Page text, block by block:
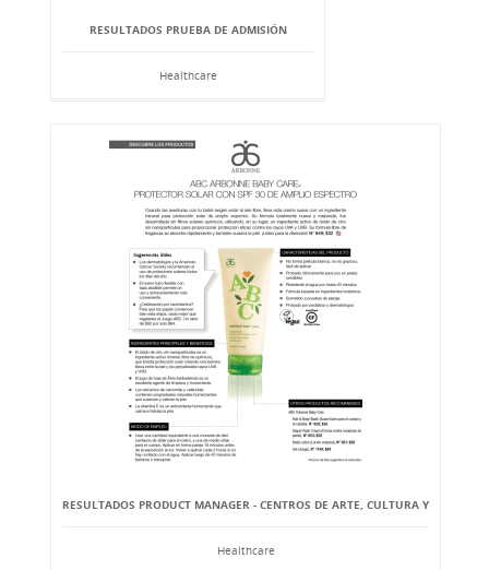
RESULTADOS PRUEBA DE ADMISIÓN
Healthcare
RESULTADOS PRODUCT MANAGER - CENTROS DE ARTE, CULTURA Y
Healthcare